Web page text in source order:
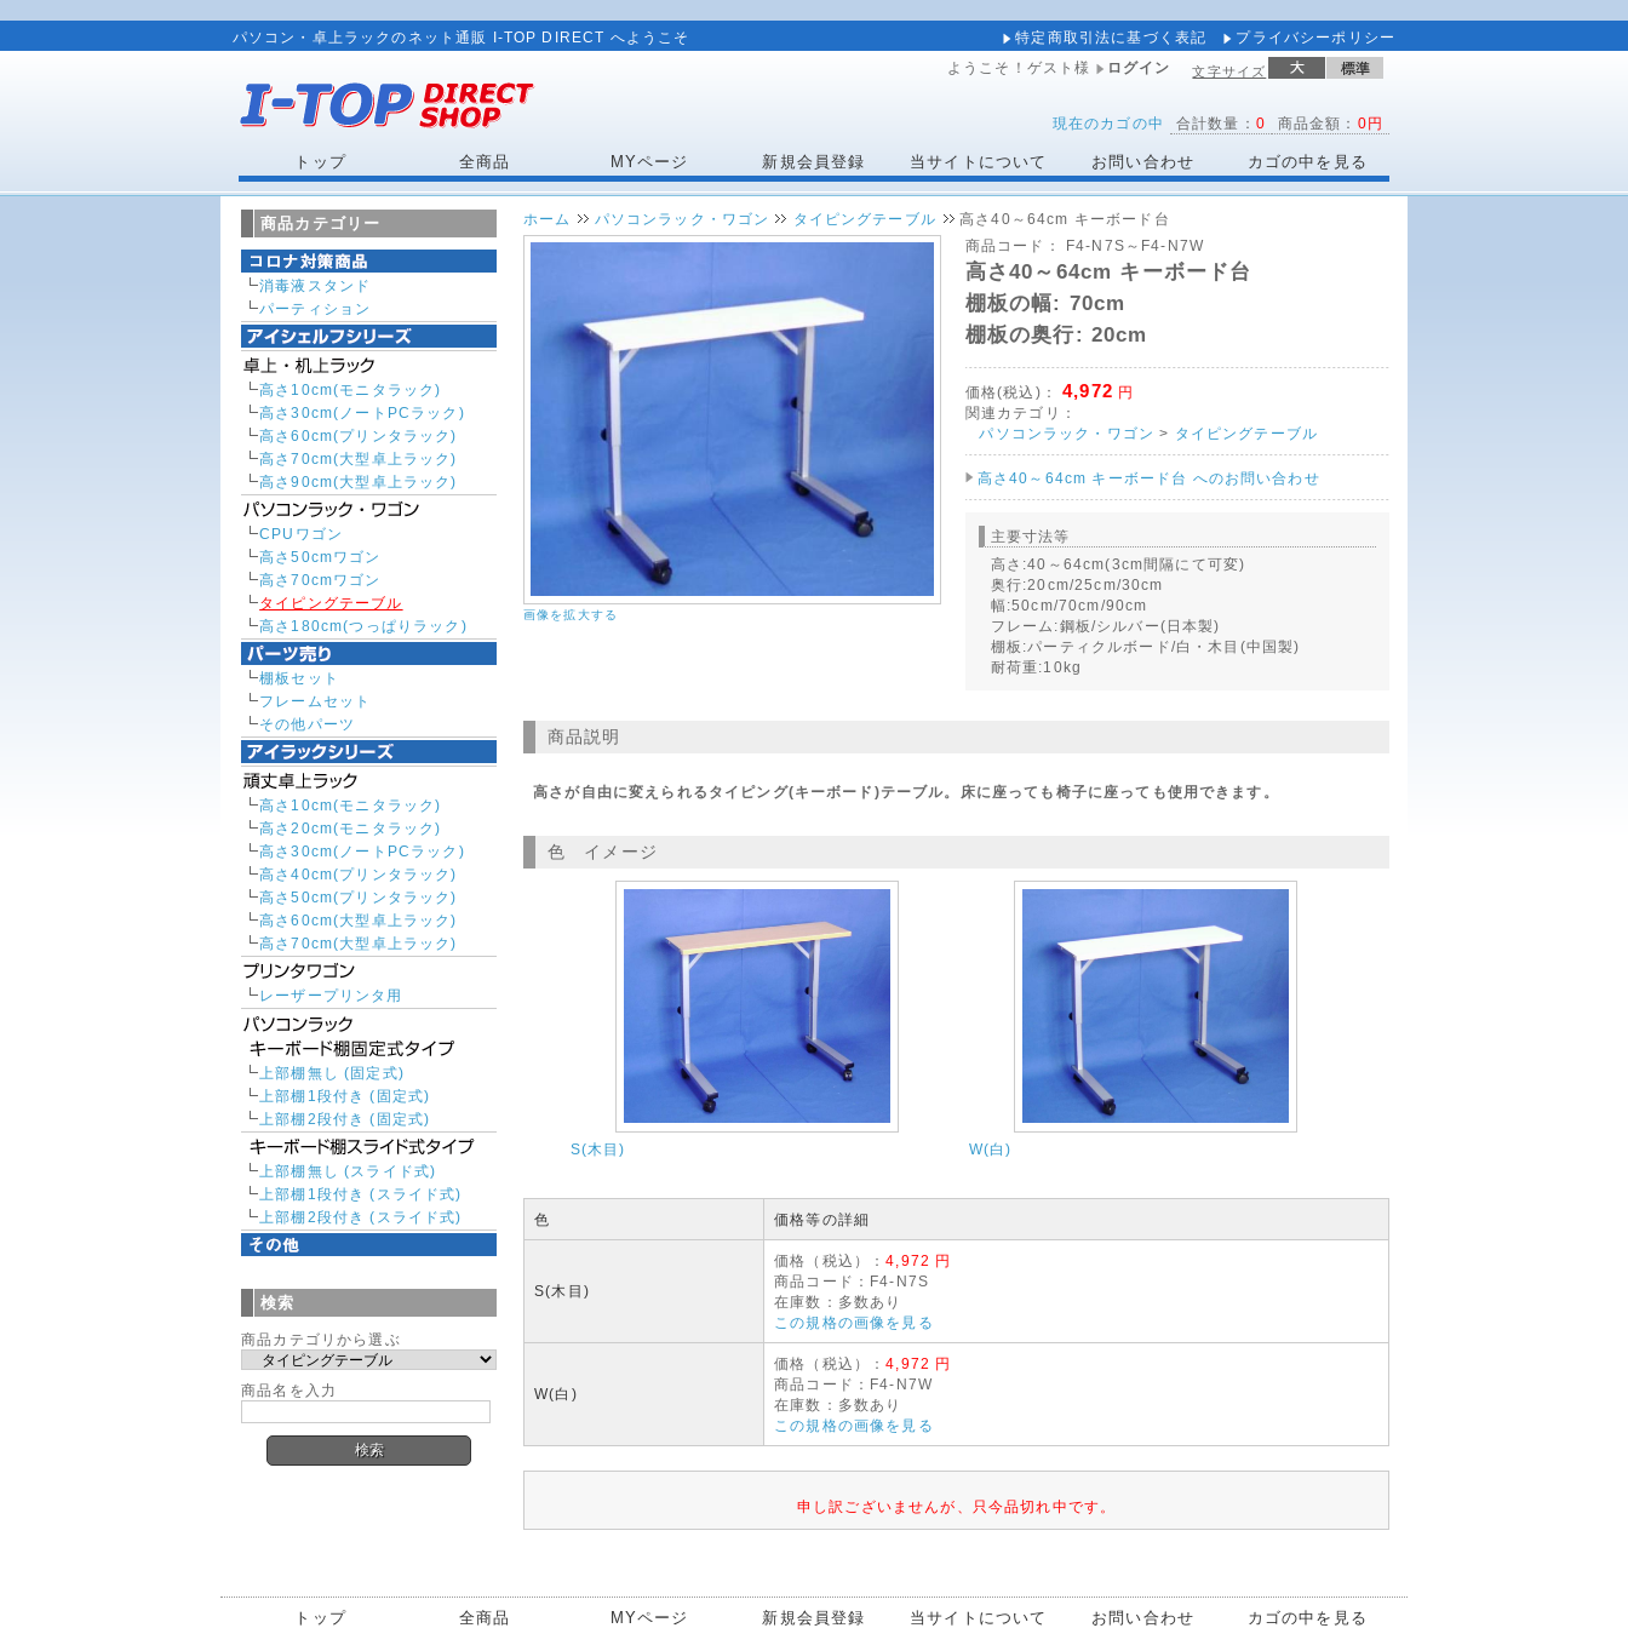
パソコン・卓上ラックのネット通販 I-TOP DIRECT へようこそ 特定商取引法に基づく表記
プライバシーポリシー
ようこそ！ゲスト様
ログイン 文字サイズ
現在のカゴの中 合計数量： 0 商品金額： 0円
トップ 全商品 MYページ 新規会員登録 当サイトについて お問い合わせ カゴの中を見る
商品カテゴリー
消毒液スタンド
パーティション
高さ10cm(モニタラック)
高さ30cm(ノートPCラック)
高さ60cm(プリンタラック)
高さ70cm(大型卓上ラック)
高さ90cm(大型卓上ラック)
CPUワゴン
高さ50cmワゴン
高さ70cmワゴン
タイピングテーブル
高さ180cm(つっぱりラック)
棚板セット
フレームセット
その他パーツ
高さ10cm(モニタラック)
高さ20cm(モニタラック)
高さ30cm(ノートPCラック)
高さ40cm(プリンタラック)
高さ50cm(プリンタラック)
高さ60cm(大型卓上ラック)
高さ70cm(大型卓上ラック)
レーザープリンタ用
上部棚無し (固定式)
上部棚1段付き (固定式)
上部棚2段付き (固定式)
上部棚無し (スライド式)
上部棚1段付き (スライド式)
上部棚2段付き (スライド式)
検索
商品カテゴリから選ぶ
商品名を入力
ホーム パソコンラック・ワゴン タイピングテーブル 高さ40～64cm キーボード台
画像を拡大する
商品コード： F4-N7S～F4-N7W
高さ40～64cm キーボード台
棚板の幅: 70cm
棚板の奥行: 20cm
価格(税込)： 4,972 円
関連カテゴリ：
パソコンラック・ワゴン > タイピングテーブル
高さ40～64cm キーボード台 へのお問い合わせ
主要寸法等
高さ:40～64cm(3cm間隔にて可変)
奥行:20cm/25cm/30cm
幅:50cm/70cm/90cm
フレーム:鋼板/シルバー(日本製)
棚板:パーティクルボード/白・木目(中国製)
耐荷重:10kg
商品説明
高さが自由に変えられるタイピング(キーボード)テーブル。床に座っても椅子に座っても使用できます。
色 イメージ
S(木目) W(白)
色 価格等の詳細
S(木目)
価格（税込）：4,972 円
商品コード：F4-N7S
在庫数：多数あり
この規格の画像を見る
W(白)
価格（税込）：4,972 円
商品コード：F4-N7W
在庫数：多数あり
この規格の画像を見る
申し訳ございませんが、只今品切れ中です。
トップ 全商品 MYページ 新規会員登録 当サイトについて お問い合わせ カゴの中を見る